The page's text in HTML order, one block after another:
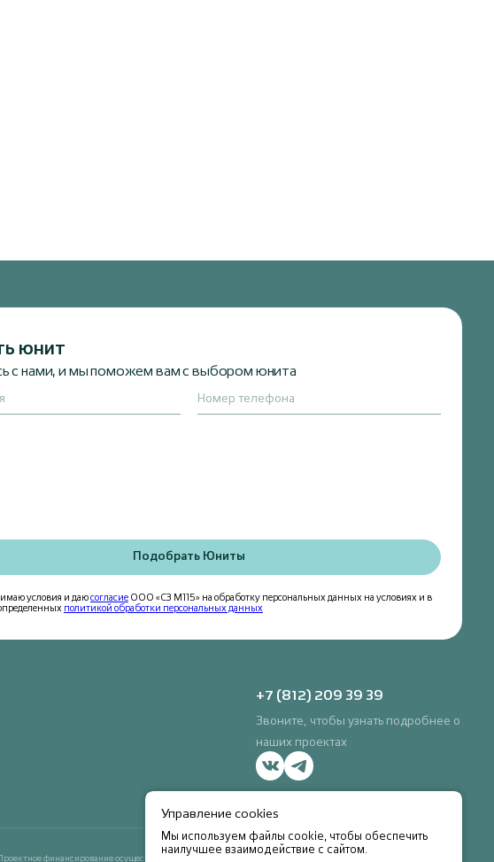
юнит
с нами, и мы поможем вам с выбором юнита
Номер телефона
условия и даю согласиеООО «СЗ М115» на обработку персональных данных на условиях и в
политикой обработки персональных данных
Подобрать Юниты
+7 (812) 209 39 39
Звоните, чтобы узнать подробнее о
наших проектах
Проектное финансирование осуществляет ПАО Сбербанк. Генеральная лицензия Банка России на
Управление cookies
Мы используем файлы cookie, чтобы обеспечить
наилучшее взаимодействие с сайтом.